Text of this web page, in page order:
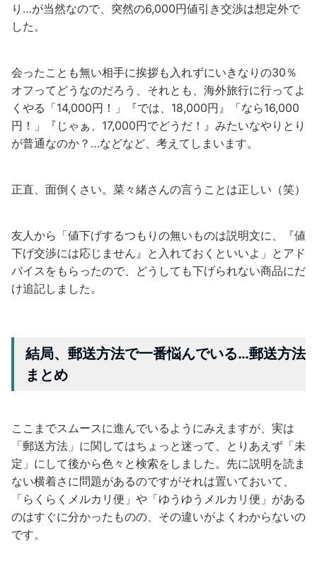
り…が当然なので、突然の6,000円値引き交渉は想定外で
した。
会ったことも無い相手に挨拶も入れずにいきなりの30％
オフってどうなのだろう、それとも、海外旅行に行ってよ
くやる「14,000円！」『では、18,000円』「なら16,000
円！」『じゃぁ、17,000円でどうだ！』みたいなやりとり
が普通なのか？…などなど、考えてしまいます。
正直、面倒くさい。菜々緒さんの言うことは正しい（笑）
友人から「値下げするつもりの無いものは説明文に、『値
下げ交渉には応じません』と入れておくといいよ」とアド
バイスをもらったので、どうしても下げられない商品にだ
け追記しました。
結局、郵送方法で一番悩んでいる…郵送方法
まとめ
ここまでスムースに進んでいるようにみえますが、実は
「郵送方法」に関してはちょっと迷って、とりあえず「未
定」にして後から色々と検索をしました。先に説明を読ま
ない横着さに問題があるのですがそれは置いておいて、
「らくらくメルカリ便」や「ゆうゆうメルカリ便」がある
のはすぐに分かったものの、その違いがよくわからないの
です。